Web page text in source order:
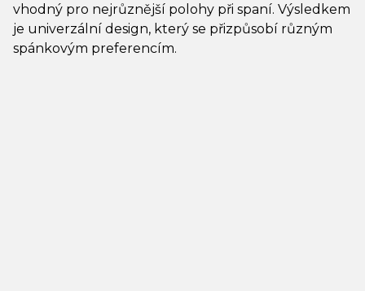
vhodný pro nejrůznější polohy při spaní. Výsledkem
je univerzální design, který se přizpůsobí různým
spánkovým preferencím.